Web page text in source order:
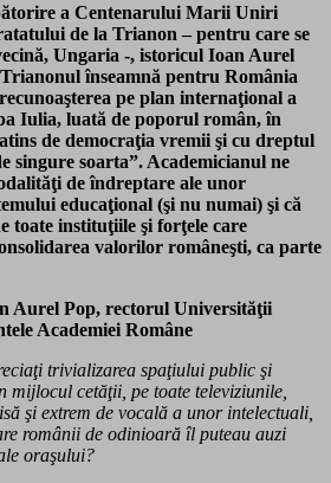
a Centenarului Marii Uniri
de la Trianon – pentru care se
Ungaria -, istoricul Ioan Aurel
înseamnă pentru România
pe plan internaţional a
Iulia, luată de poporul român, în
de democraţia vremii şi cu dreptul
singure soarta”. Academicianul ne
de îndreptare ale unor
educaţional (şi nu numai) şi că
toate instituţiile şi forţele care
valorilor româneşti, ca parte
Aurel Pop, rectorul Universităţii
Academiei Române
trivializarea spaţiului public şi
mijlocul cetăţii, pe toate televiziunile,
şi extrem de vocală a unor intelectuali,
românii de odinioară îl puteau auzi
oraşului?